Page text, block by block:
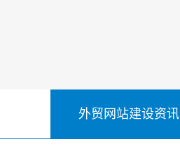
外贸网站建设资讯